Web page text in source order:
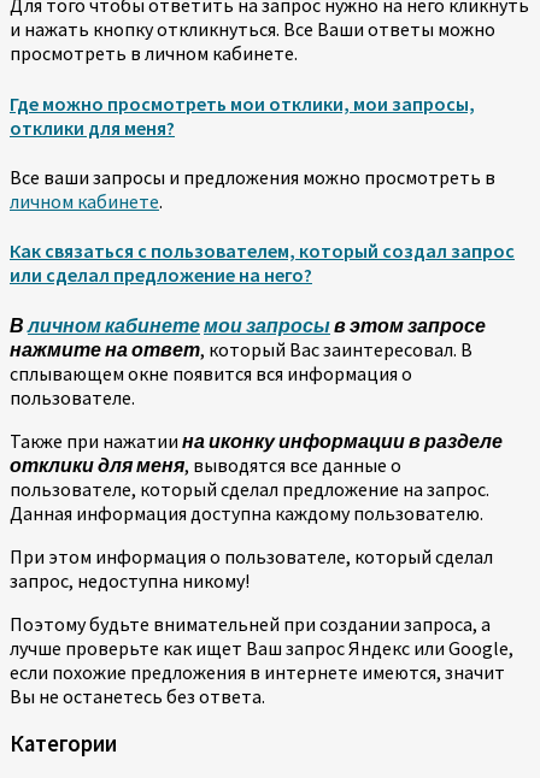
Для того чтобы ответить на запрос нужно на него кликнуть
и нажать кнопку откликнуться. Все Ваши ответы можно
просмотреть в личном кабинете.
Где можно просмотреть мои отклики, мои запросы,
отклики для меня?
Все ваши запросы и предложения можно просмотреть в
личном кабинете.
Как связаться с пользователем, который создал запрос
или сделал предложение на него?
Вличном кабинетемои запросыв этом запросе
нажмите на ответ, который Вас заинтересовал. В
сплывающем окне появится вся информация о
пользователе.
Также при нажатии на иконку информации в разделе
отклики для меня, выводятся все данные о
пользователе, который сделал предложение на запрос.
Данная информация доступна каждому пользователю.
При этом информация о пользователе, который сделал
запрос, недоступна никому!
Поэтому будьте внимательней при создании запроса, а
лучше проверьте как ищет Ваш запрос Яндекс или Google,
если похожие предложения в интернете имеются, значит
Вы не останетесь без ответа.
Категории